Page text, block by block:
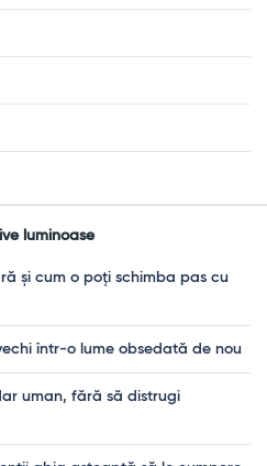
luminoase
și cum o poți schimba pas cu
într-o lume obsedată de nou
uman, fără să distrugi